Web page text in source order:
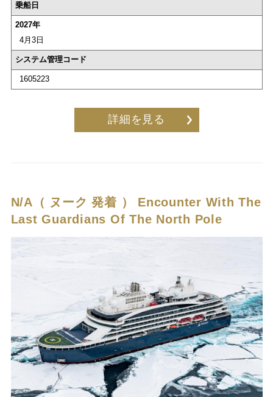
乗船日
2027年
4月3日
システム管理コード
1605223
詳細を見る
N/A（ ヌーク 発着 ） Encounter With The
Last Guardians Of The North Pole